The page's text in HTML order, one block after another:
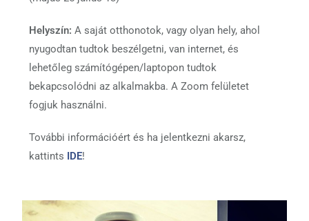
Helyszín: A saját otthonotok, vagy olyan hely, ahol
nyugodtan tudtok beszélgetni, van internet, és
lehetőleg számítógépen/laptopon tudtok
bekapcsolódni az alkalmakba. A Zoom felületet
fogjuk használni.
További információért és ha jelentkezni akarsz,
kattints IDE!